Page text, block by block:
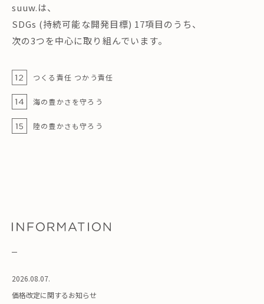
suuw.は、
SDGs (持続可能な開発目標) 17項目のうち、
次の3つを中心に取り組んでいます。
つくる責任 つかう責任
海の豊かさを守ろう
陸の豊かさも守ろう
2026.08.07.
価格改定に関するお知らせ